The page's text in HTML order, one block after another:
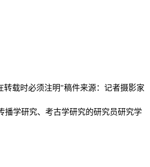
载时必须注明"稿件来源：记者摄影家
播学研究、考古学研究的研究员研究学